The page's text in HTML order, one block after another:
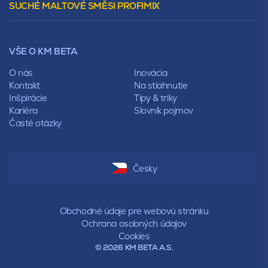
Mansardová
Pultová
Sedlová
Polovalbová
Stanová
Mansardová
Pultová
Hodonka
Preklady
Lícové murivo
Pálené zdivo Profiblok
Nosné murivo
Priečky
Vencovky
Preklady
SUCHÉ MALTOVÉ SMĚSI PROFIMIX
VŠE O KM BETA
O nás
Inovácia
Kontakt
Na stiahnutie
Inšpirácie
Tipy & triky
Kariéra
Slovník pojmov
Časté otázky
Česky
© 2026 KM BETA A.S.
Obchodné údaje pre webovú stránku
Ochrana osobných údajov
Cookies